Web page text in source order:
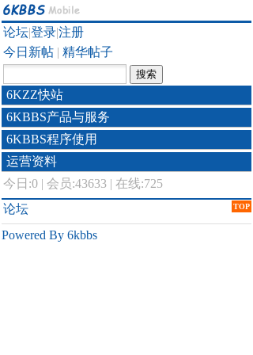
论坛|登录|注册
今日新帖 | 精华帖子
6KZZ快站
6KBBS产品与服务
6KBBS程序使用
运营资料
今日:0 | 会员:43633 | 在线:725
TOP
论坛
Powered By 6kbbs